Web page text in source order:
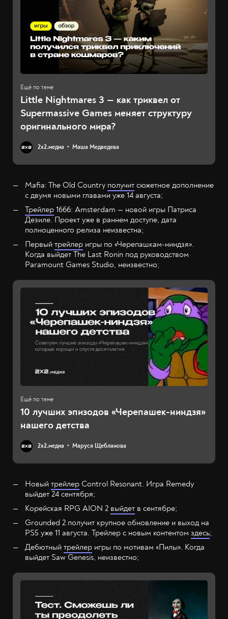
Little Nightmares 3 — как триквел от
Supermassive Games меняет структуру
оригинального мира?
2х2.медиа Маша Медведева
Mafia: The Old Country получит сюжетное дополнение
с двумя новыми главами уже 14 августа;
Трейлер 1666: Amsterdam — новой игры Патриса
Дезиле. Проект уже в раннем доступе, дата
полноценного релиза неизвестна;
Первый трейлер игры по «Черепашкам-ниндзя».
Когда выйдет The Last Ronin под руководством
Paramount Games Studio, неизвестно;
10 лучших эпизодов «Черепашек-ниндзя»
нашего детства
2х2.медиа Маруся Щебланова
Новый трейлер Control Resonant. Игра Remedy
выйдет 24 сентября;
Корейская RPG AION 2 выйдет в сентябре;
Grounded 2 получит крупное обновление и выход на
PS5 уже 11 августа. Трейлер с новым контентом здесь;
Дебютный трейлер игры по мотивам «Пилы». Когда
выйдет Saw Genesis, неизвестно;